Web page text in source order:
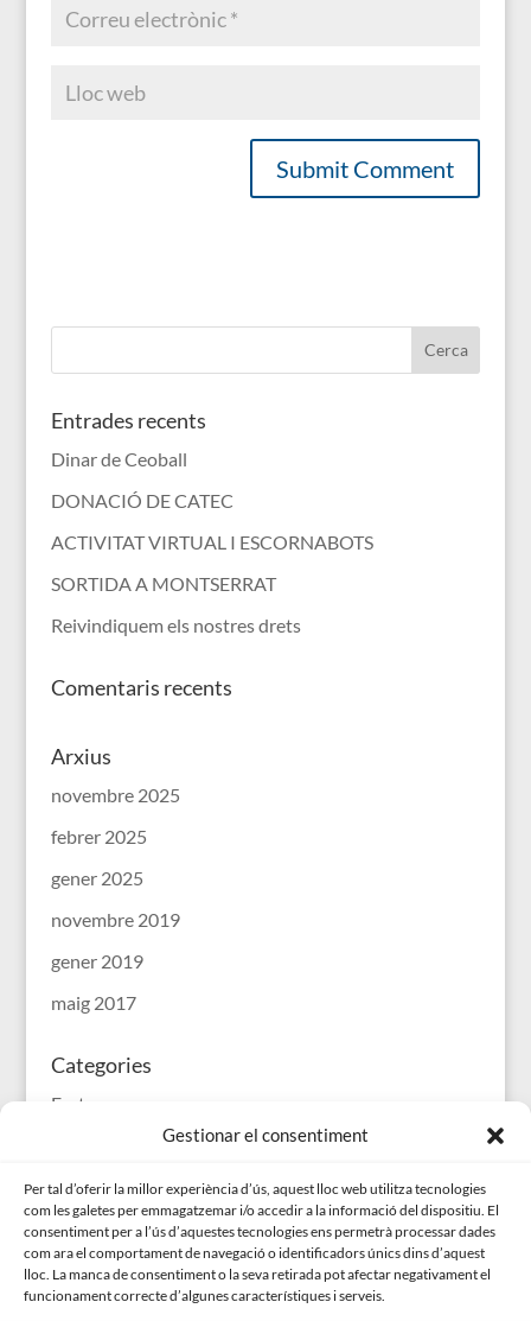
Gestionar el consentiment
Per tal d’oferir la millor experiència d’ús, aquest lloc web utilitza tecnologies
com les galetes per emmagatzemar i/o accedir a la informació del dispositiu. El
consentiment per a l’ús d’aquestes tecnologies ens permetrà processar dades
com ara el comportament de navegació o identificadors únics dins d’aquest
lloc. La manca de consentiment o la seva retirada pot afectar negativament el
funcionament correcte d’algunes característiques i serveis.
Entrades recents
Dinar de Ceoball
DONACIÓ DE CATEC
ACTIVITAT VIRTUAL I ESCORNABOTS
SORTIDA A MONTSERRAT
Reivindiquem els nostres drets
Comentaris recents
Arxius
novembre 2025
febrer 2025
gener 2025
novembre 2019
gener 2019
maig 2017
Categories
Festes
Sortides
Meta
Entra